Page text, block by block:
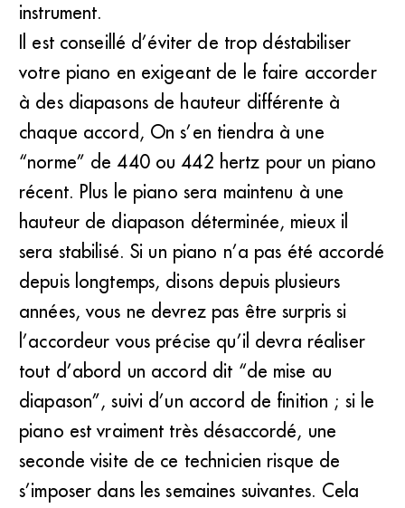
instrument.
Il est conseillé d’éviter de trop déstabiliser
votre piano en exigeant de le faire accorder
à des diapasons de hauteur différente à
chaque accord, On s’en tiendra à une
“norme” de 440 ou 442 hertz pour un piano
récent. Plus le piano sera maintenu à une
hauteur de diapason déterminée, mieux il
sera stabilisé. Si un piano n’a pas été accordé
depuis longtemps, disons depuis plusieurs
années, vous ne devrez pas être surpris si
l’accordeur vous précise qu’il devra réaliser
tout d’abord un accord dit “de mise au
diapason”, suivi d’un accord de finition ; si le
piano est vraiment très désaccordé, une
seconde visite de ce technicien risque de
s’imposer dans les semaines suivantes. Cela